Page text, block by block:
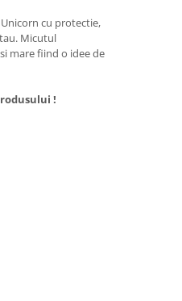
cu protectie,
Micutul
mare fiind o idee de
!